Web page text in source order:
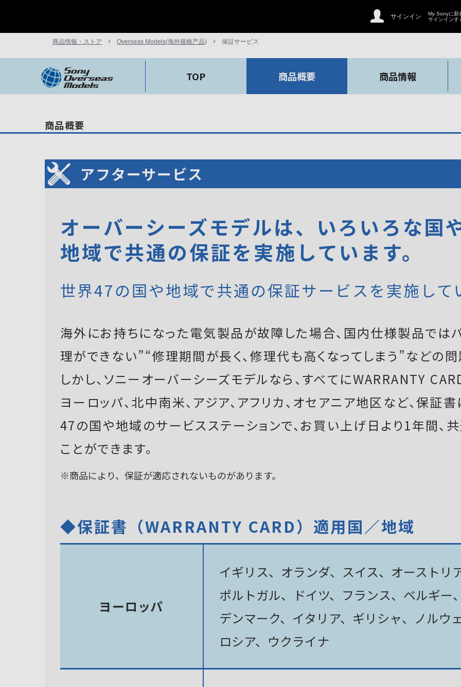
サインイン
My Sonyに新
サインインす
商品情報・ストア Overseas Models(海外规格产品) 保証サービス
TOP 商品概要 商品情報
商品概要
アフターサービス
オーバーシーズモデルは、いろいろな国
地域で共通の保証を実施しています。
世界47の国や地域で共通の保証サービスを実施して
海外にお持ちになった電気製品が故障した場合、国内仕様製品では
理ができない”“修理期間が長く、修理代も高くなってしまう”などの問
しかし、ソニーオーバーシーズモデルなら、すべてにWARRANTY
ヨーロッパ、北中南米、アジア、アフリカ、オセアニア地区など、保
47の国や地域のサービスステーションで、お買い上げ日より1年間、
ことができます。
※商品により、保証が適応されないものがあります。
◆保証書（WARRANTY CARD）適用国／地域
ヨーロッパ
イギリス、オランダ、スイス、オーストリ
ポルトガル、ドイツ、フランス、ベルギー
デンマーク、イタリア、ギリシャ、ノルウ
ロシア、ウクライナ